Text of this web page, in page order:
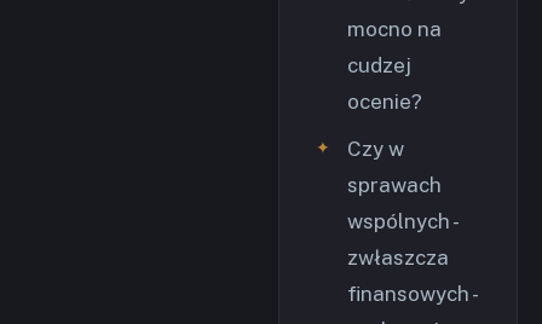
mocno na
cudzej
ocenie?
Czy w
sprawach
wspólnych -
zwłaszcza
finansowych -